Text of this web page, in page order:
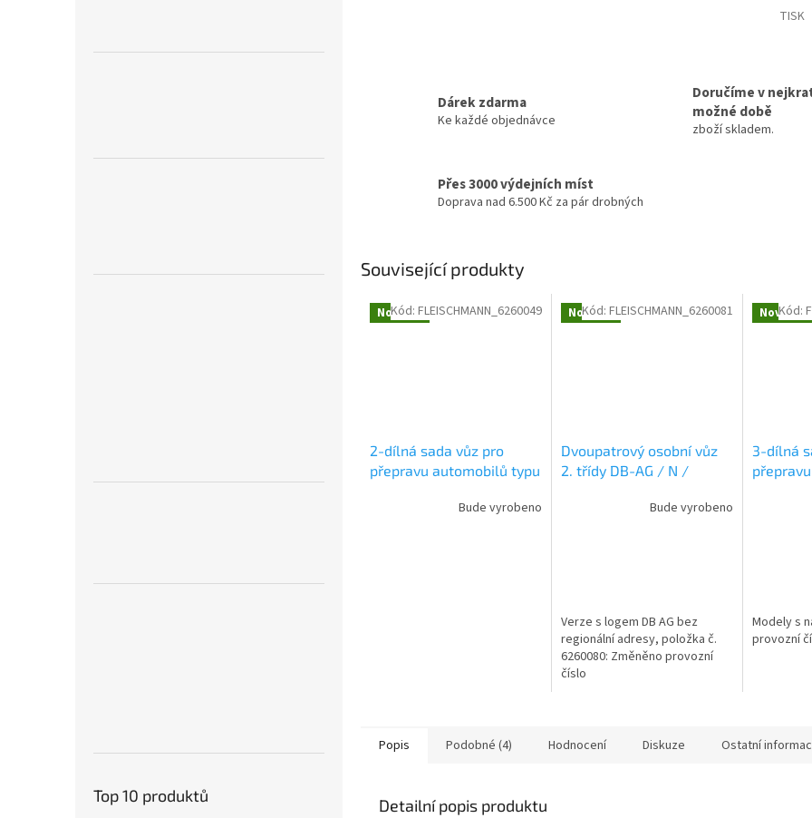
Top 10 produktů
TISK
Dárek zdarma
Ke každé objednávce
Doručíme v
možné době
zboží skladem.
Přes 3000 výdejních míst
Doprava nad 6.500 Kč za pár drobných
Související produkty
Novinka
2-dílná sada vůz pro
přepravu automobilů typu
FLEISCHMANN 6260049
Bude vyrobeno
Kód: FLEISCHMANN_6260049 Novinka
Dvoupatrový osobní vůz
2. třídy DB-AG / N /
Bude vyrobeno
Verze s logem DB AG bez
regionální adresy, položka č.
6260080: Změněno provozní
číslo
Kód: FLEISCHMANN_6260081 Novinka
3-dílná
Modely s
provozní
Kód:
Popis Podobné (4) Hodnocení Diskuze Ostatní
Detailní popis produktu